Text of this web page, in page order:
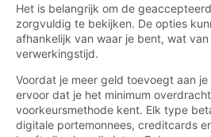
Het is belangrijk om de
zorgvuldig te bekijken. De opties
afhankelijk van waar je bent, wat
verwerkingstijd.
Voordat je meer geld toevoegt aan
ervoor dat je het minimum
voorkeursmethode kent. Elk type
digitale portemonnees, creditcards